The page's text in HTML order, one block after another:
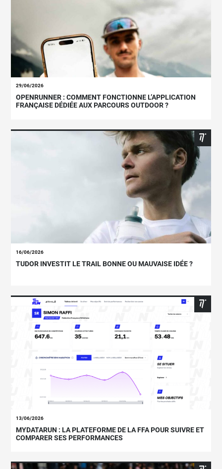
29/06/2026
OPENRUNNER : COMMENT FONCTIONNE L’APPLICATION
FRANÇAISE DÉDIÉE AUX PARCOURS OUTDOOR ?
16/06/2026
TUDOR INVESTIT LE TRAIL BONNE OU MAUVAISE IDÉE ?
13/06/2026
MYDATARUN : LA PLATEFORME DE LA FFA POUR SUIVRE ET
COMPARER SES PERFORMANCES